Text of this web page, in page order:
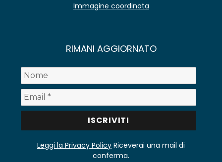
Immagine coordinata
RIMANI AGGIORNATO
Leggi la Privacy Policy Riceverai una mail di
conferma.